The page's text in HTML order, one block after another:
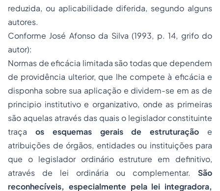
reduzida, ou aplicabilidade diferida, segundo alguns
autores.
Conforme José Afonso da Silva (1993, p. 14, grifo do
autor):
Normas de eficácia limitada são todas que dependem
de providência ulterior, que lhe compete à eficácia e
disponha sobre sua aplicação e dividem-se em as de
principio institutivo e organizativo, onde as primeiras
são aquelas através das quais o legislador constituinte
traça os esquemas gerais de estruturação e
atribuições de órgãos, entidades ou instituições para
que o legislador ordinário estruture em definitivo,
através de lei ordinária ou complementar. São
reconhecíveis, especialmente pela lei integradora,